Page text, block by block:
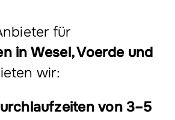
für
in Wesel, Voerde und
wir:
von 3–5